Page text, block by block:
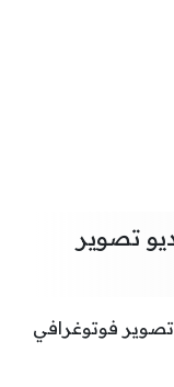
تصوير
فوتوغرافي